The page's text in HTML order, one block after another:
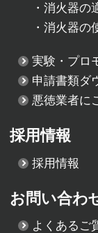
・消火器の
・消火器の
実験・プロ
申請書類ダ
悪徳業者に
採用情報
採用情報
お問い合わ
よくあるご